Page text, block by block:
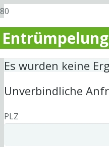
Entrümpelung
Es wurden keine
Unverbindliche
PLZ